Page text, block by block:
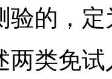
验的，
两类免